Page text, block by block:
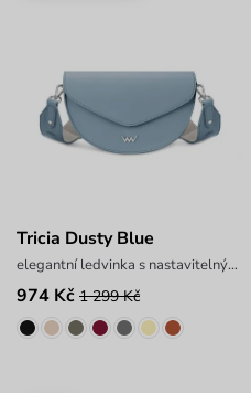
Tricia Dusty Blue
elegantní ledvinka s nastavitelným popruhem
974 Kč 1 299 Kč